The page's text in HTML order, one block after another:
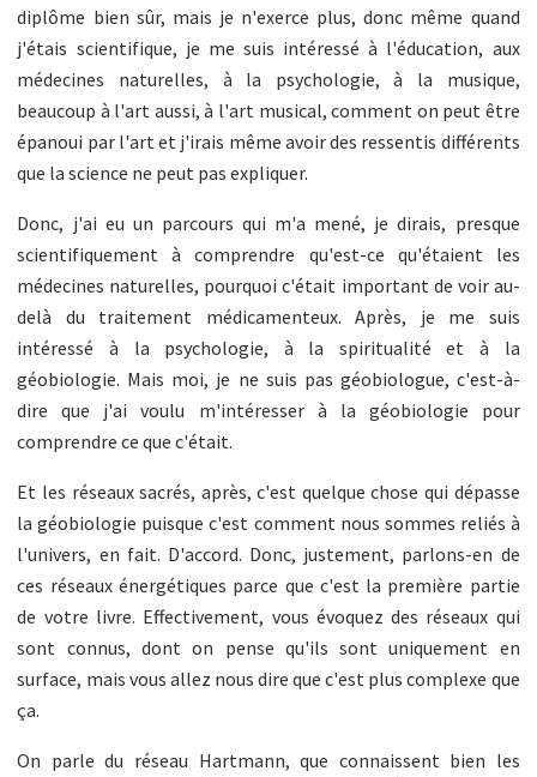
diplôme bien sûr, mais je n'exerce plus, donc même quand
j'étais scientifique, je me suis intéressé à l'éducation, aux
médecines naturelles, à la psychologie, à la musique,
beaucoup à l'art aussi, à l'art musical, comment on peut être
épanoui par l'art et j'irais même avoir des ressentis différents
que la science ne peut pas expliquer.
Donc, j'ai eu un parcours qui m'a mené, je dirais, presque
scientifiquement à comprendre qu'est-ce qu'étaient les
médecines naturelles, pourquoi c'était important de voir au-
delà du traitement médicamenteux. Après, je me suis
intéressé à la psychologie, à la spiritualité et à la
géobiologie. Mais moi, je ne suis pas géobiologue, c'est-à-
dire que j'ai voulu m'intéresser à la géobiologie pour
comprendre ce que c'était.
Et les réseaux sacrés, après, c'est quelque chose qui dépasse
la géobiologie puisque c'est comment nous sommes reliés à
l'univers, en fait. D'accord. Donc, justement, parlons-en de
ces réseaux énergétiques parce que c'est la première partie
de votre livre. Effectivement, vous évoquez des réseaux qui
sont connus, dont on pense qu'ils sont uniquement en
surface, mais vous allez nous dire que c'est plus complexe que
ça.
On parle du réseau Hartmann, que connaissent bien les